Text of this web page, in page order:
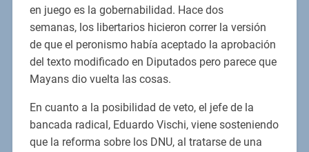
en juego es la gobernabilidad. Hace dos
semanas, los libertarios hicieron correr la versión
de que el peronismo había aceptado la aprobación
del texto modificado en Diputados pero parece que
Mayans dio vuelta las cosas.
En cuanto a la posibilidad de veto, el jefe de la
bancada radical, Eduardo Vischi, viene sosteniendo
que la reforma sobre los DNU, al tratarse de una